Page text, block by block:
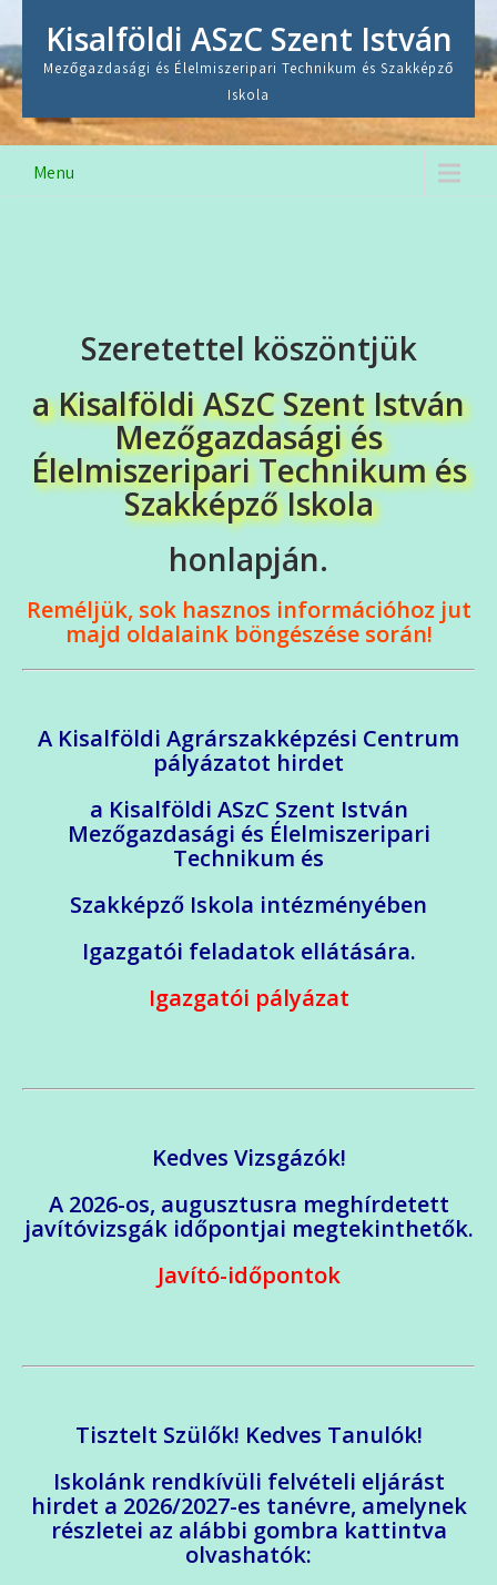
content
Kisalföldi ASzC Szent István
Mezőgazdasági és Élelmiszeripari Technikum és Szakképző
Iskola
Menu
Szeretettel köszöntjük
a Kisalföldi ASzC Szent István
Mezőgazdasági és
Élelmiszeripari Technikum és
Szakképző Iskola
honlapján.
Reméljük, sok hasznos információhoz jut
majd oldalaink böngészése során!
A Kisalföldi Agrárszakképzési Centrum
pályázatot hirdet
a Kisalföldi ASzC Szent István
Mezőgazdasági és Élelmiszeripari
Technikum és
Szakképző Iskola intézményében
Igazgatói feladatok ellátására.
Igazgatói pályázat
Kedves Vizsgázók!
A 2026-os, augusztusra meghírdetett
javítóvizsgák időpontjai megtekinthetők.
Javító-időpontok
Tisztelt Szülők! Kedves Tanulók!
Iskolánk rendkívüli felvételi eljárást
hirdet a 2026/2027-es tanévre, amelynek
részletei az alábbi gombra kattintva
olvashatók: